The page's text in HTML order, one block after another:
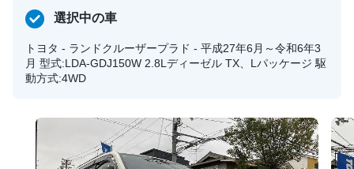
選択中の車
トヨタ - ランドクルーザープラド - 平成27年6月～令和6年3
月 型式:LDA-GDJ150W 2.8Lディーゼル TX、Lパッケージ 駆
動方式:4WD